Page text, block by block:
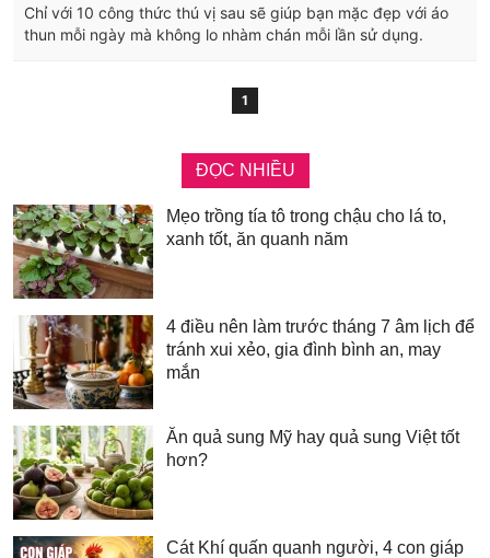
Chỉ với 10 công thức thú vị sau sẽ giúp bạn mặc đẹp với áo
thun mỗi ngày mà không lo nhàm chán mỗi lần sử dụng.
1
ĐỌC NHIỀU
Mẹo trồng tía tô trong chậu cho lá to,
xanh tốt, ăn quanh năm
4 điều nên làm trước tháng 7 âm lịch để
tránh xui xẻo, gia đình bình an, may
mắn
Ăn quả sung Mỹ hay quả sung Việt tốt
hơn?
Cát Khí quấn quanh người, 4 con giáp